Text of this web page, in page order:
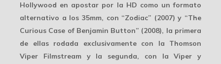
Hollywood en apostar por la HD como un formato
alternativo a los 35mm, con “Zodiac” (2007) y “The
Curious Case of Benjamin Button” (2008), la primera
de ellas rodada exclusivamente con la Thomson
Viper Filmstreamy la segunda, con la Viper y